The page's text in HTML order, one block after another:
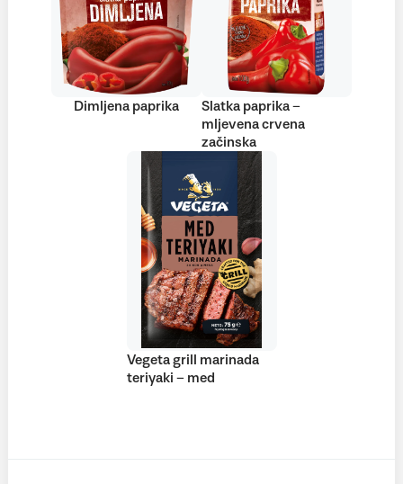
Dimljena paprika
Slatka paprika –
mljevena crvena
začinska
Vegeta grill marinada
teriyaki – med